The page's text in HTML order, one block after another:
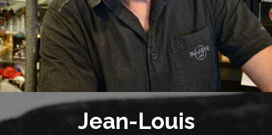
Jean-Louis